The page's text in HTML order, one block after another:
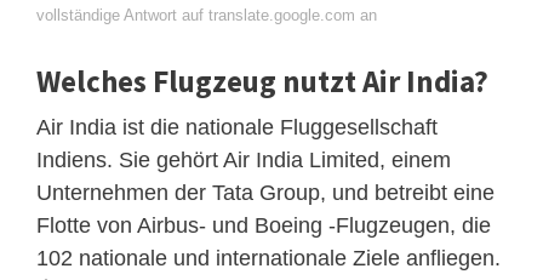
vollständige Antwort auf translate.google.com an
Welches Flugzeug nutzt Air India?
Air India ist die nationale Fluggesellschaft
Indiens. Sie gehört Air India Limited, einem
Unternehmen der Tata Group, und betreibt eine
Flotte von Airbus- und Boeing -Flugzeugen, die
102 nationale und internationale Ziele anfliegen.